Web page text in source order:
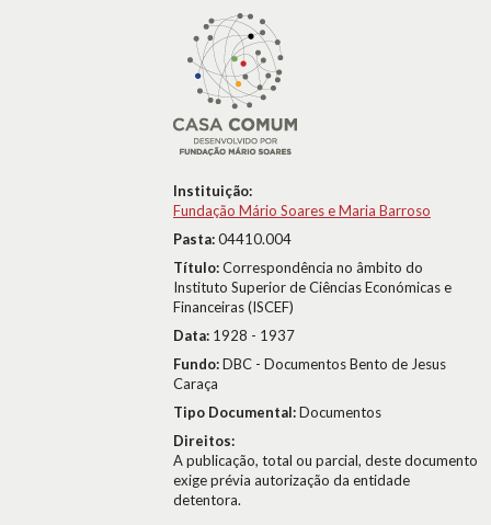
Instituição:
Fundação Mário Soares e Maria Barroso
Pasta:04410.004
Título:Correspondência no âmbito do
Instituto Superior de Ciências Económicas e
Financeiras (ISCEF)
Data: 1928 - 1937
Fundo:DBC - Documentos Bento de Jesus
Caraça
Tipo Documental:Documentos
Direitos:
A publicação, total ou parcial, deste documento
exige prévia autorização da entidade
detentora.